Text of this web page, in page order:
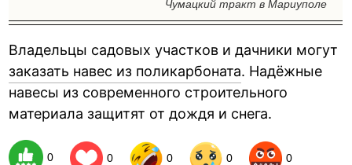
Чумацкий тракт в Мариуполе
Владельцы садовых участков и дачники могут
заказать навес из поликарбоната. Надёжные
навесы из современного строительного
материала защитят от дождя и снега.
0 0 0 0 0